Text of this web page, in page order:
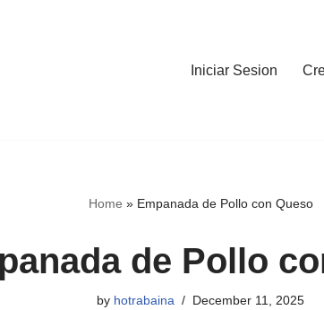
Iniciar Sesion
Home » Empanada de Pollo con Queso
de Pollo
by hotrabaina December 11, 2025